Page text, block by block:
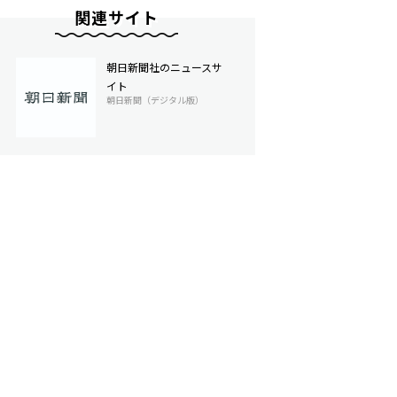
関連サイト
朝日新聞社のニュースサ
イト
朝日新聞（デジタル版）